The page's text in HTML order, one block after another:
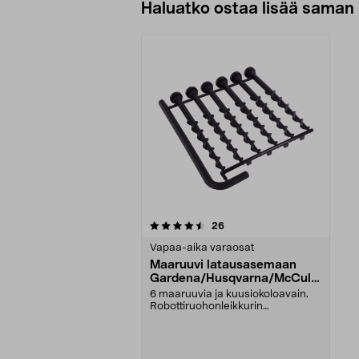
Haluatko ostaa lisää
26arvostelut
Vapaa-aika varaosat
Maaruuvi latausasemaan
Gardena/Husqvarna/McCullo
ch
6 maaruuvia ja kuusiokoloavain.
Robottiruohonleikkurin